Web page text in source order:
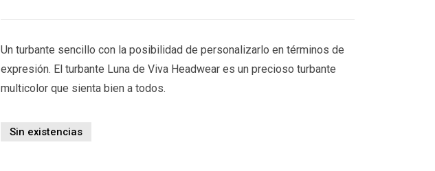
Un turbante sencillo con la posibilidad de personalizarlo en términos de
expresión. El turbante Luna de Viva Headwear es un precioso turbante
multicolor que sienta bien a todos.
Sin existencias